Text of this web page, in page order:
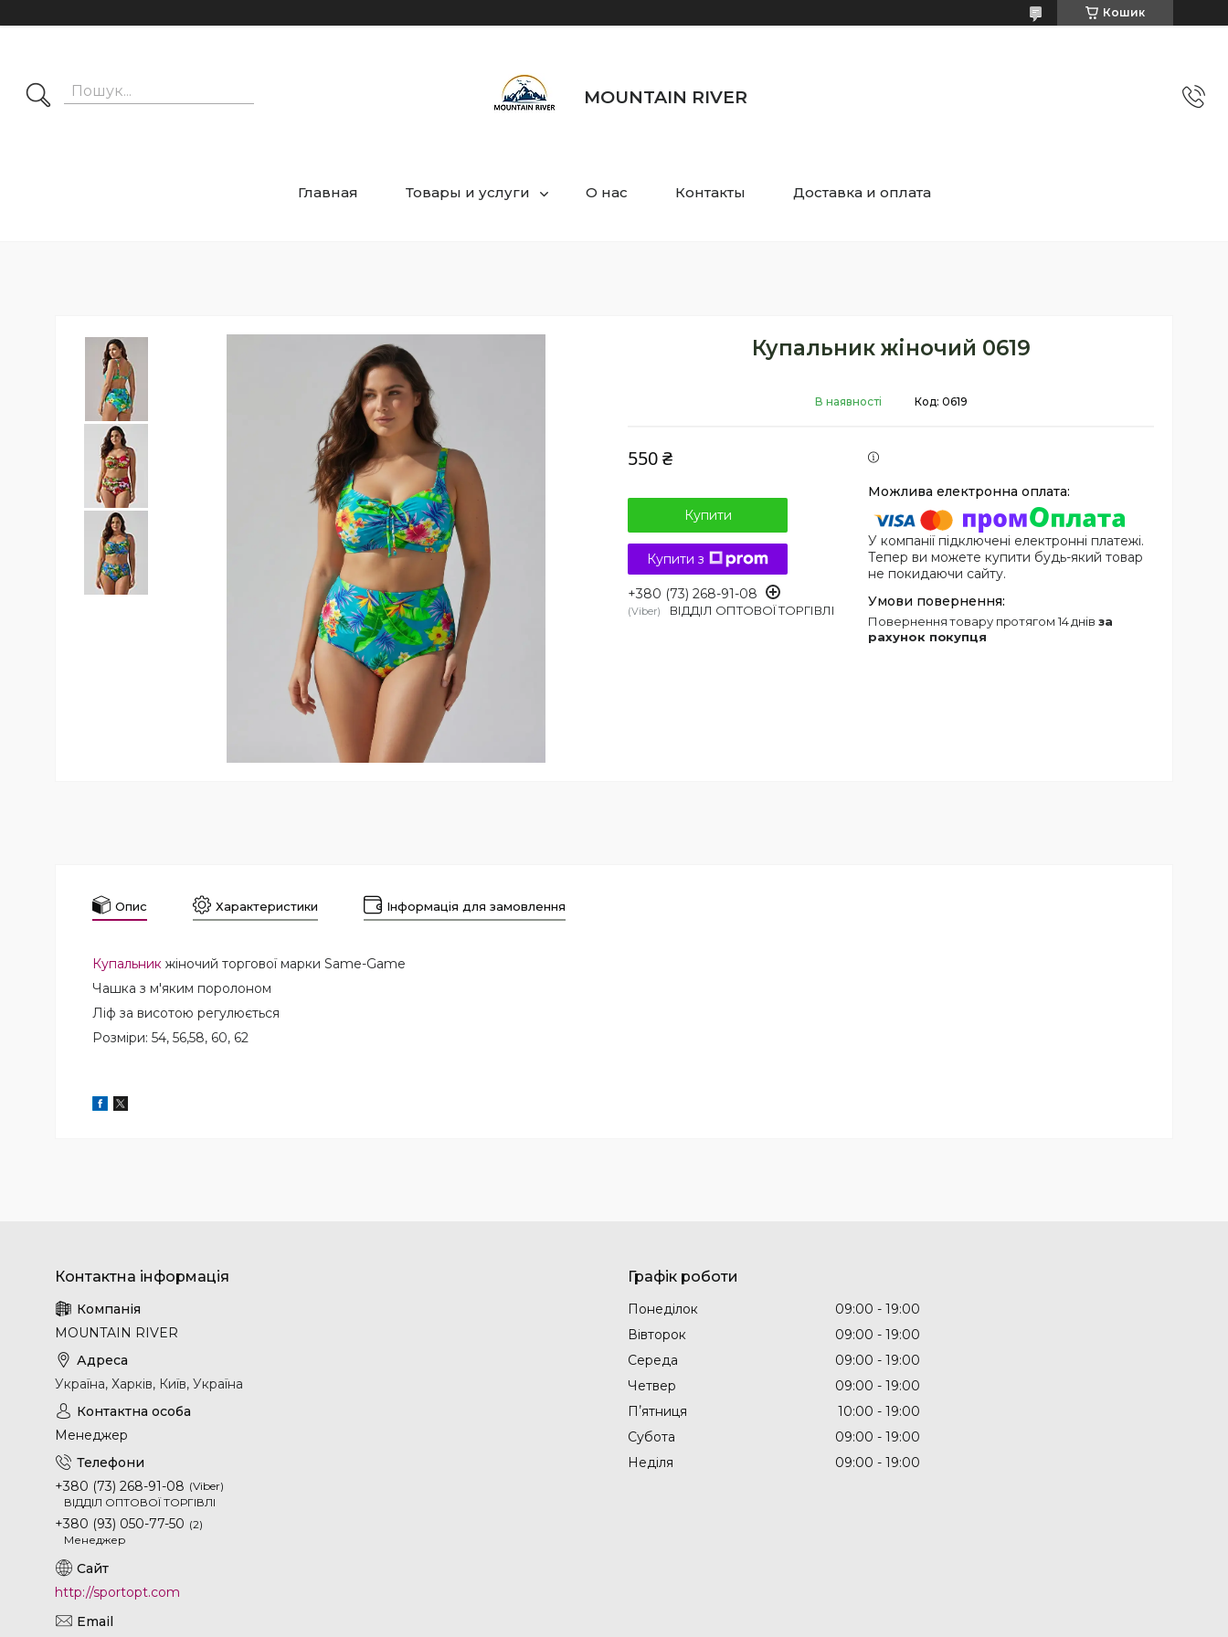
Кошик
MOUNTAIN RIVER
Главная Товары и услуги О нас Контакты Доставка и оплата
Купальник жіночий 0619
В наявності Код: 0619
550 ₴
Купити
Купити з
+380 (73) 268-91-08
Viber ВІДДІЛ ОПТОВОЇ ТОРГІВЛІ
У компанії підключені електронні платежі.
Тепер ви можете купити будь-який товар
не покидаючи сайту.
повернення товару протягом 14 днів за
рахунок покупця
Опис Характеристики Інформація для замовлення
Купальник жіночий торгової марки Same-Game
Чашка з м'яким поролоном
Ліф за висотою регулюється
Розміри: 54, 56,58, 60, 62
MOUNTAIN RIVER
Україна, Харків, Київ, Україна
Менеджер
+380 (73) 268-91-08
Viber
ВІДДІЛ ОПТОВОЇ ТОРГІВЛІ
+380 (93) 050-77-50
2
Менеджер
http://sportopt.com
Графік роботи
Понеділок 09:00
19:00
Вівторок
09:00
19:00
Середа
09:00
19:00
Четвер
09:00
19:00
Пʼятниця
10:00
19:00
Субота
09:00
19:00
Неділя
09:00 19:00